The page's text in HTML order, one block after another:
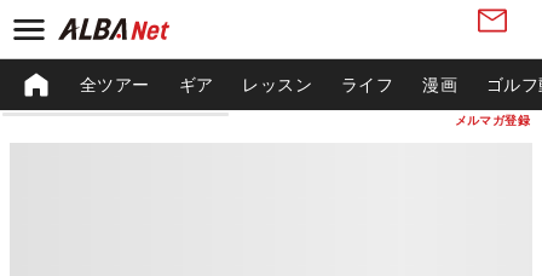
メルマガ登録
全ツアー ギア レッスン ライフ 漫画 ゴル